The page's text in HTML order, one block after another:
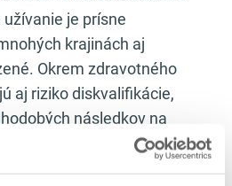
je prísne
krajinách aj
Okrem zdravotného
aj riziko diskvalifikácie,
následkov na